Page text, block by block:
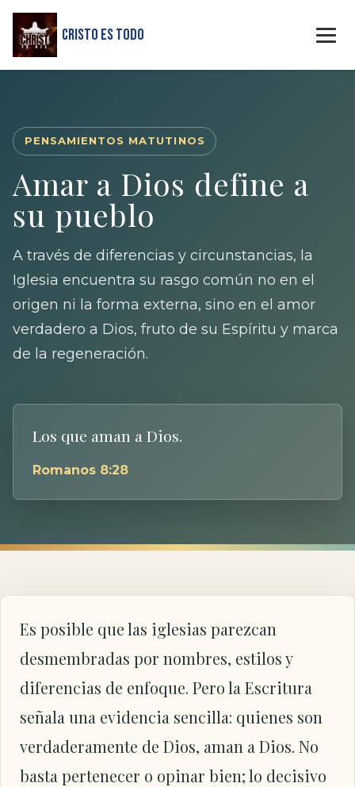
Cristo Es Todo
PENSAMIENTOS MATUTINOS
Amar a Dios define a
su pueblo
A través de diferencias y circunstancias, la
Iglesia encuentra su rasgo común no en el
origen ni la forma externa, sino en el amor
verdadero a Dios, fruto de su Espíritu y marca
de la regeneración.
Los que aman a Dios.
Romanos 8:28
Es posible que las iglesias parezcan
desmembradas por nombres, estilos y
diferencias de enfoque. Pero la Escritura
señala una evidencia sencilla: quienes son
verdaderamente de Dios, aman a Dios. No
basta pertenecer o opinar bien; lo decisivo